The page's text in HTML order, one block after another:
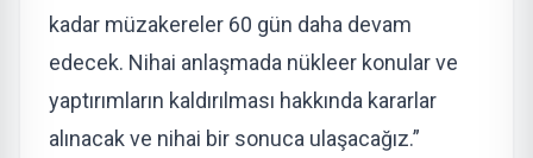
kadar müzakereler 60 gün daha devam
edecek. Nihai anlaşmada nükleer konular ve
yaptırımların kaldırılması hakkında kararlar
alınacak ve nihai bir sonuca ulaşacağız.”